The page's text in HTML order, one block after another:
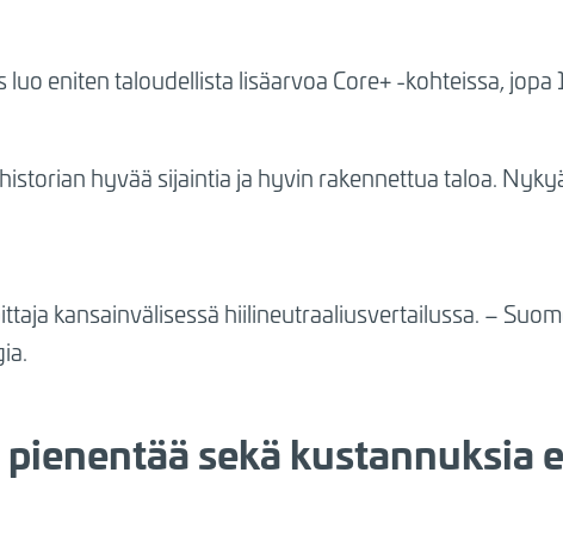
eniten taloudellista lisäarvoa Core+ -kohteissa, jopa
hyvää sijaintia ja hyvin rakennettua taloa.
kansainvälisessä hiilineutraaliusvertailussa. –
sekä kustannuksia